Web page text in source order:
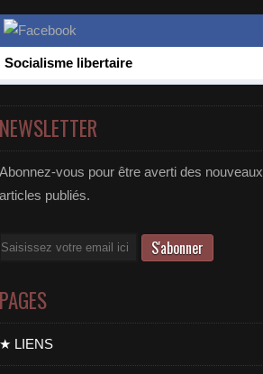
Socialisme libertaire
NEWSLETTER
Abonnez-vous pour être averti des nouveaux
articles publiés.
Email
PAGES
★ LIENS